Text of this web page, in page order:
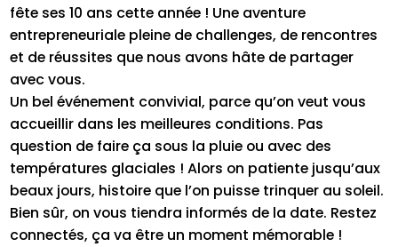
fête ses 10 ans cette année ! Une aventure
entrepreneuriale pleine de challenges, de rencontres
et de réussites que nous avons hâte de partager
avec vous.
Un bel événement convivial, parce qu’on veut vous
accueillir dans les meilleures conditions. Pas
question de faire ça sous la pluie ou avec des
températures glaciales ! Alors on patiente jusqu’aux
beaux jours, histoire que l’on puisse trinquer au soleil.
Bien sûr, on vous tiendra informés de la date. Restez
connectés, ça va être un moment mémorable !